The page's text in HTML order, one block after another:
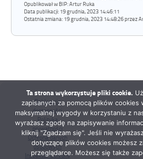
Opublikował w BIP:Artur Ruka
Data publikacji: 19 grudnia, 2023 14:46:11
Ostatnia zmiana: 19 grudnia, 2023 14:48:26 przez
Deklaracja
dostępności
Polityka
prywatności
Ochrona danych
osobowych
Inspektor Ochrony
Ta strona wykorzystuje pliki cookie.
zapisanych za pomocą plików cookies
maksymalnej wygody w korzystaniu z
wyrażasz zgodę na zapisywanie
kliknij "Zgadzam się". Jeśli nie
dotyczące plików cookies możesz
przeglądarce. Możesz się także